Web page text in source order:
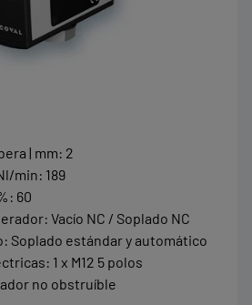
| mm: 2
min: 189
: 60
: Vacío NC / Soplado NC
: Soplado estándar y automático
: 1 x M12 5 polos
no obstruíble